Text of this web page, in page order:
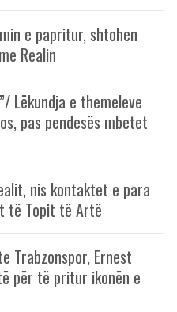
e papritur, shtohen
Realin
Lëkundja e themeleve
pas pendesës mbetet
nis kontaktet e para
të Topit të Artë
Trabzonspor, Ernest
për të pritur ikonën e